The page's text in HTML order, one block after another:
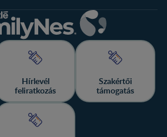
Hírlevél
feliratkozás
Szakértői
támogatás